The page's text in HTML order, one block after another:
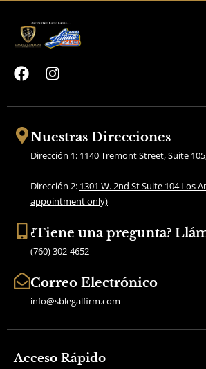
F
a
c
b
o
I
s
a
g
r
a
m
Nuestras Direcciones
Dirección 1: 1140 Tremont Street, Suite
Dirección 2: 1301 W. 2nd St Suite 104 Los
appointment only)
¿Tiene una pregunta?
(760) 302-4652
Correo Electrónico
info@sblegalfirm.com
Acceso Rápido